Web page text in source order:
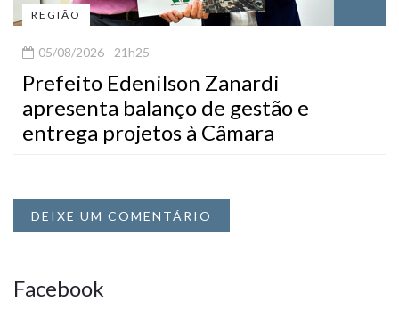
REGIÃO
05/08/2026 - 21h25
Prefeito Edenilson Zanardi
apresenta balanço de gestão e
entrega projetos à Câmara
DEIXE UM COMENTÁRIO
Facebook